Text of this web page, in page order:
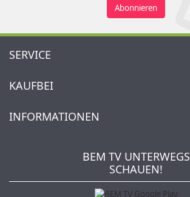
Abonnieren
SERVICE
Warenkorb
Mein Wunschzettel
KAUFBEI
Händler & Hersteller
Affiliateprogramm
INFORMATIONEN
Zahlung und Versand
BEM TV UNTERWEGS
SCHAUEN!